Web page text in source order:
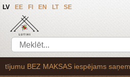
LV EE FI EN LT SE
BEZ MAKSAS iespējams saņemt